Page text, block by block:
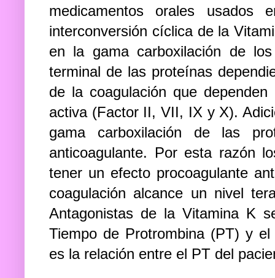
medicamentos orales usados
interconversión cíclica de la
en la gama carboxilación de
terminal de las proteínas
de la coagulación que
activa (Factor II, VII, IX y X).
gama carboxilación de las
anticoagulante. Por esta razón
tener un efecto procoagulante
coagulación alcance un nivel
Antagonistas de la Vitamina K
Tiempo de Protrombina (PT) y
es la relación entre el PT del